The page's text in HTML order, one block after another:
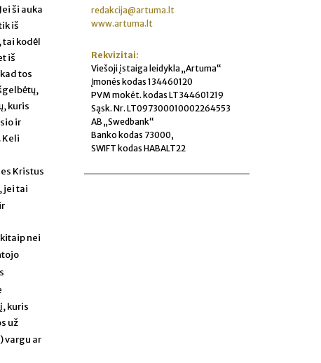
ši auka
iš
tai kodėl
iš
tos
kuris
ir
Keli
Kristus
jei tai
nei
kuris
už
vargu ar
redakcija@artuma.lt
www.artuma.lt
Rekvizitai:
Viešoji įstaiga leidykla „Artuma“
Įmonės kodas 134460120
PVM mokėt. kodas LT344601219
Sąsk. Nr. LT097300010002264553
AB „Swedbank“
Banko kodas 73000,
SWIFT kodas HABALT22